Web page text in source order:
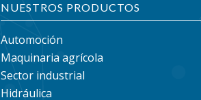
NUESTROS PRODUCTOS
Automoción
Maquinaria agrícola
Sector industrial
Hidráulica